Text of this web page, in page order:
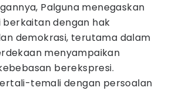
Palguna menegaskan
berkaitan dengan hak
demokrasi, terutama dalam
menyampaikan
berekspresi.
temali dengan persoalan